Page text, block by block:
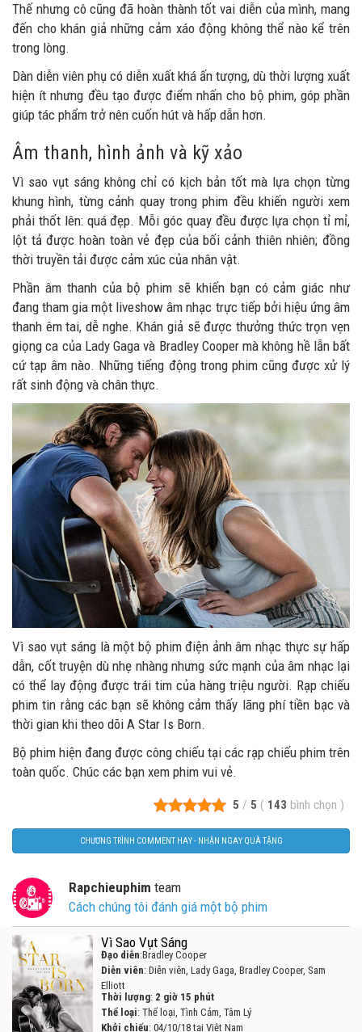
Thế nhưng cô cũng đã hoàn thành tốt vai diễn của mình, mang
đến cho khán giả những cảm xáo động không thể nào kể trên
trong lòng.
Dàn diễn viên phụ có diễn xuất khá ấn tượng, dù thời lượng xuất
hiện ít nhưng đều tạo được điểm nhấn cho bộ phim, góp phần
giúp tác phẩm trở nên cuốn hút và hấp dẫn hơn.
Âm thanh, hình ảnh và kỹ xảo
Vì sao vụt sáng không chỉ có kịch bản tốt mà lựa chọn từng
khung hình, từng cảnh quay trong phim đều khiến người xem
phải thốt lên: quá đẹp. Mỗi góc quay đều được lựa chọn tỉ mỉ,
lột tả được hoàn toàn vẻ đẹp của bối cảnh thiên nhiên; đồng
thời truyền tải được cảm xúc của nhân vật.
Phần âm thanh của bộ phim sẽ khiến bạn có cảm giác như
đang tham gia một liveshow âm nhạc trực tiếp bởi hiệu ứng âm
thanh êm tai, dễ nghe. Khán giả sẽ được thưởng thức trọn vẹn
giọng ca của Lady Gaga và Bradley Cooper mà không hề lẫn bất
cứ tạp âm nào. Những tiếng động trong phim cũng được xử lý
rất sinh động và chân thực.
Vì sao vụt sáng là một bộ phim điện ảnh âm nhạc thực sự hấp
dẫn, cốt truyện dù nhẹ nhàng nhưng sức mạnh của âm nhạc lại
có thể lay động được trái tim của hàng triệu người. Rạp chiếu
phim tin rằng các bạn sẽ không cảm thấy lãng phí tiền bạc và
thời gian khi theo dõi A Star Is Born.
Bộ phim hiện đang được công chiếu tại các rạp chiếu phim trên
toàn quốc. Chúc các bạn xem phim vui vẻ.
5 / 5 ( 143 bình chọn )
CHƯƠNG TRÌNH COMMENT HAY - NHẬN NGAY QUÀ TẶNG
Rapchieuphim team
Cách chúng tôi đánh giá một bộ phim
Vì Sao Vụt Sáng
Đạo diễn:Bradley Cooper
Diễn viên: Diễn viên, Lady Gaga, Bradley Cooper, Sam
Elliott
Thời lượng: 2 giờ 15 phút
Thể loại: Thể loại, Tình Cảm, Tâm Lý
Khởi chiếu: 04/10/18 tại Việt Nam